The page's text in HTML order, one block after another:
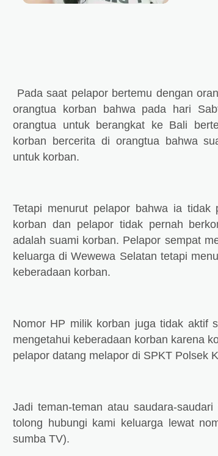
Pada saat pelapor bertemu dengan
orangtua korban bahwa pada hari
orangtua untuk berangkat ke Bali
korban bercerita di orangtua bahwa
untuk korban.
Tetapi menurut pelapor bahwa ia tidak
korban dan pelapor tidak pernah
adalah suami korban. Pelapor sempat
keluarga di Wewewa Selatan tetapi
keberadaan korban.
Nomor HP milik korban juga tidak aktif
mengetahui keberadaan korban karena
pelapor datang melapor di SPKT Polsek
Jadi teman-teman atau saudara-
tolong hubungi kami keluarga lewat
sumba TV).